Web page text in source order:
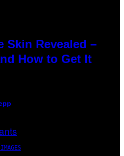
Skin Revealed –
How to Get It